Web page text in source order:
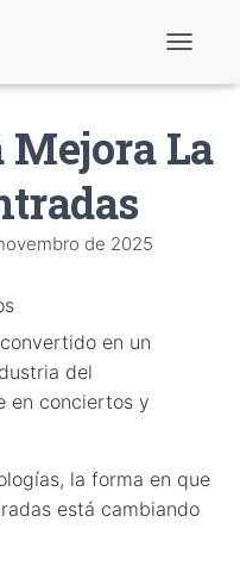
r
n
Mejora La
de 2025
en un
del
en conciertos y
la forma en que
está cambiando